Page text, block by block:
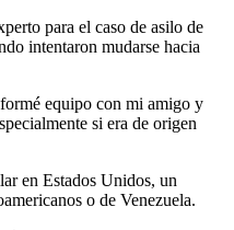
para el caso de asilo de
intentaron mudarse hacia
equipo con mi amigo y
si era de origen
en Estados Unidos, un
o de Venezuela.